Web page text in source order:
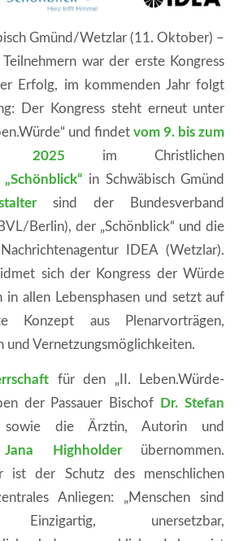
Gmünd/Wetzlar (11. Oktober) –
war der erste Kongress
Erfolg, im kommenden Jahr folgt
Der Kongress steht erneut unter
und findetvom 9. bis zum
2025 im Christlichen
„Schönblick“ in Schwäbisch Gmünd
sind der Bundesverband
Berlin), der „Schönblick“ und die
IDEA (Wetzlar).
sich der Kongress der Würde
in allen Lebensphasen und setzt auf
Konzept aus Plenarvorträgen,
und Vernetzungsmöglichkeiten.
für den „II. Leben.Würde-
der Passauer Bischof
Dr. Stefan
die Ärztin, Autorin und
Jana Highholderübernommen.
ist der Schutz des menschlichen
Anliegen: „Menschen sind
Einzigartig, unersetzbar,